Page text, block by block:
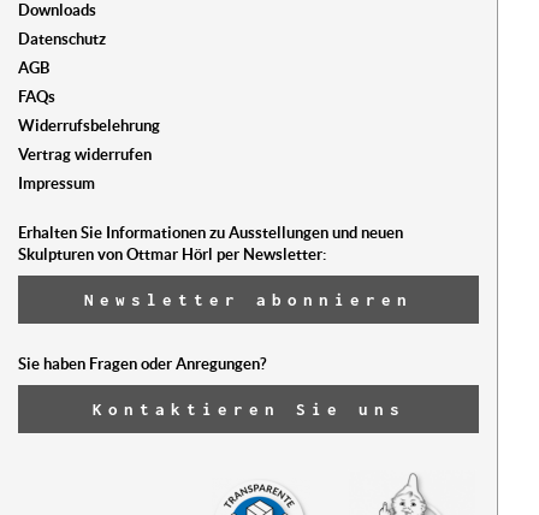
Downloads
Datenschutz
AGB
FAQs
Widerrufsbelehrung
Vertrag widerrufen
Impressum
Erhalten Sie Informationen zu Ausstellungen und neuen
Skulpturen von Ottmar Hörl per Newsletter:
Newsletter abonnieren
Sie haben Fragen oder Anregungen?
Kontaktieren Sie uns